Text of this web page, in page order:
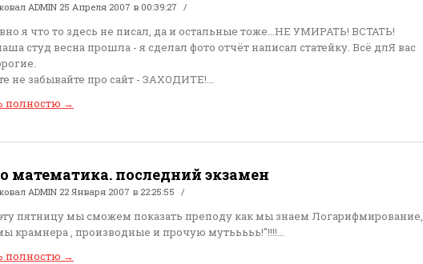
ADMIN 25 Апреля 2007 в 00:39:27
я что то здесь не писал, да и остальные тоже...НЕ УМИРАТЬ! ВСТАТЬ!
студ весна прошла - я сделал фото отчёт написал статейку. Всё длЯ вас
не забывайте про сайт - ЗАХОДИТЕ!...
полностю →
математика. последний экзамен
ADMIN 22 Января 2007 в 22:25:55
пятницу мы сможем показать преподу как мы знаем Логарифмирование,
крамнера , производные и прочую мутььььь!"!!!!...
полностю →